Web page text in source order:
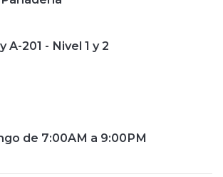
A-201 - Nivel 1 y 2
de 7:00AM a 9:00PM